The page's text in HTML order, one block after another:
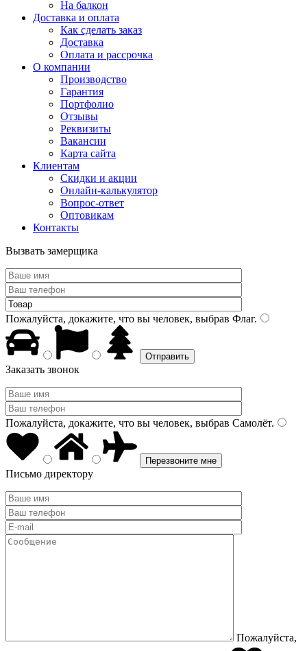
На балкон
Доставка и оплата
Как сделать заказ
Доставка
Оплата и рассрочка
О компании
Производство
Гарантия
Портфолио
Отзывы
Реквизиты
Вакансии
Карта сайта
Клиентам
Скидки и акции
Онлайн-калькулятор
Вопрос-ответ
Оптовикам
Контакты
Вызвать замерщика
Пожалуйста, докажите, что вы человек, выбрав Флаг.
Заказать звонок
Пожалуйста, докажите, что вы человек, выбрав Самолёт.
Письмо директору
Пожалуйста,